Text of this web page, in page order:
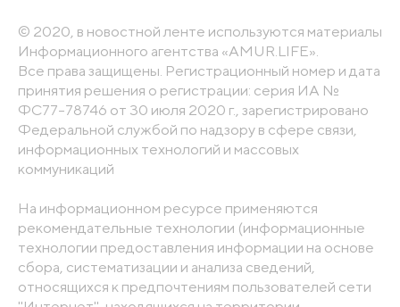
© 2020, в новостной ленте используются материалы
Информационного агентства «AMUR.LIFE».
Все права защищены. Регистрационный номер и дата
принятия решения о регистрации: серия ИА №
ФС77-78746 от 30 июля 2020 г., зарегистрировано
Федеральной службой по надзору в сфере связи,
информационных технологий и массовых
коммуникаций
На информационном ресурсе применяются
рекомендательные технологии (информационные
технологии предоставления информации на основе
сбора, систематизации и анализа сведений,
относящихся к предпочтениям пользователей сети